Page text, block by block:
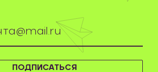
ПОДПИСАТЬСЯ